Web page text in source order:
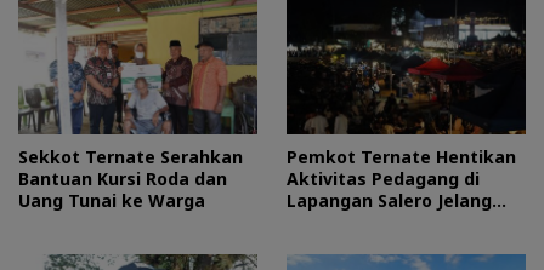
Sekkot Ternate Serahkan
Bantuan Kursi Roda dan
Uang Tunai ke Warga
Pemkot Ternate Hentikan
Aktivitas Pedagang di
Lapangan Salero Jelang